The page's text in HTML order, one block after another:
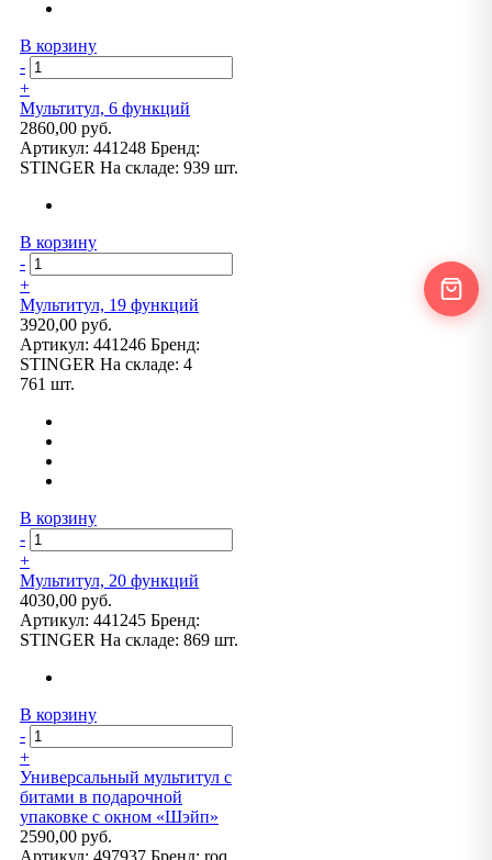
В корзину
-
+
Мультитул, 6 функций
2860,00 руб.
Артикул: 441248 Бренд:
STINGER На складе: 939 шт.
В корзину
-
+
Мультитул, 19 функций
3920,00 руб.
Артикул: 441246 Бренд:
STINGER На складе: 4
761 шт.
В корзину
-
+
Мультитул, 20 функций
4030,00 руб.
Артикул: 441245 Бренд:
STINGER На складе: 869 шт.
В корзину
-
+
Универсальный мультитул с
битами в подарочной
упаковке с окном «Шэйп»
2590,00 руб.
Артикул: 497937 Бренд: roq